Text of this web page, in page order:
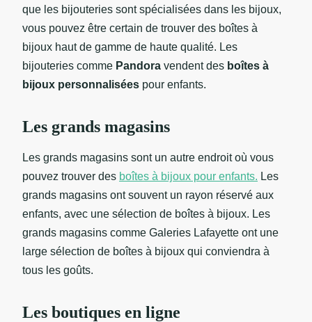
que les bijouteries sont spécialisées dans les bijoux,
vous pouvez être certain de trouver des boîtes à
bijoux haut de gamme de haute qualité. Les
bijouteries comme Pandora vendent des boîtes à
bijoux personnalisées pour enfants.
Les grands magasins
Les grands magasins sont un autre endroit où vous
pouvez trouver des boîtes à bijoux pour enfants. Les
grands magasins ont souvent un rayon réservé aux
enfants, avec une sélection de boîtes à bijoux. Les
grands magasins comme Galeries Lafayette ont une
large sélection de boîtes à bijoux qui conviendra à
tous les goûts.
Les boutiques en ligne